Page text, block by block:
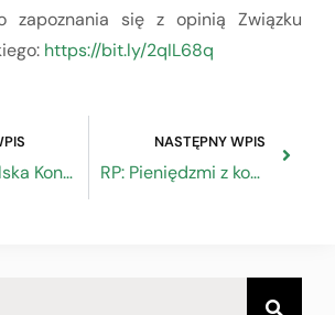
zapoznania się z opinią Związku
https://bit.ly/2qIL68q
I Ogólnopolska Konferencja z cyklu Prawo dla Przedsiębiorców
NASTĘPNY WPIS
RP: Pieniędzmi z konta VAT można opłacić również ZUS i podatek dochodowy